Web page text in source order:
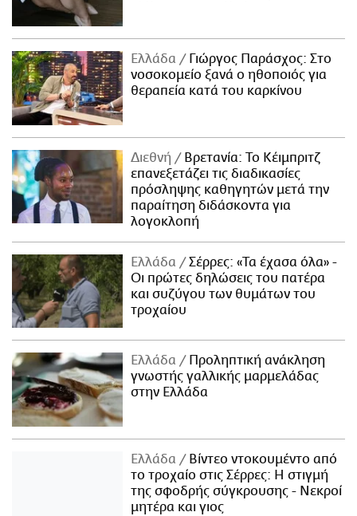
Ελλάδα
Γιώργος Παράσχος: Στο
νοσοκομείο ξανά ο ηθοποιός για
θεραπεία κατά του καρκίνου
Διεθνή
Βρετανία: Το Κέιμπριτζ
επανεξετάζει τις διαδικασίες
πρόσληψης καθηγητών μετά την
παραίτηση διδάσκοντα για
λογοκλοπή
Ελλάδα
Σέρρες: «Τα έχασα όλα» -
Οι πρώτες δηλώσεις του πατέρα
και συζύγου των θυμάτων του
τροχαίου
Ελλάδα
Προληπτική ανάκληση
γνωστής γαλλικής μαρμελάδας
στην Ελλάδα
Ελλάδα
Βίντεο ντοκουμέντο από
το τροχαίο στις Σέρρες: Η στιγμή
της σφοδρής σύγκρουσης - Νεκροί
μητέρα και γιος